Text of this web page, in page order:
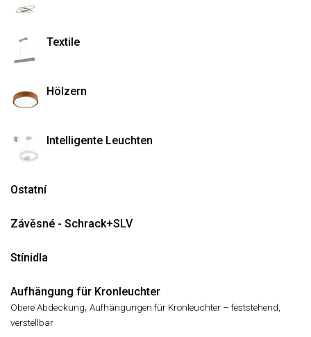
Textile
Hölzern
Intelligente Leuchten
Ostatní
Závěsné - Schrack+SLV
Stínidla
Aufhängung für Kronleuchter
Obere Abdeckung, Aufhängungen für Kronleuchter – feststehend,
verstellbar